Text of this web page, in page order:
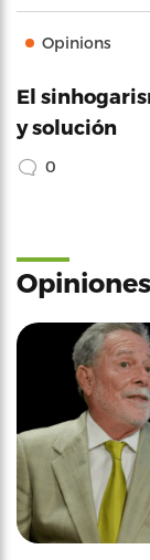
Opinions
El
y solución
0
Opiniones